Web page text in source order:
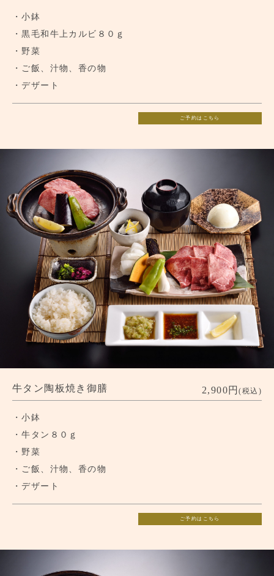
・小鉢
・黒毛和牛上カルビ８０ｇ
・野菜
・ご飯、汁物、香の物
・デザート
ご予約はこちら
牛タン陶板焼き御膳 2,900円(税込)
・小鉢
・牛タン８０ｇ
・野菜
・ご飯、汁物、香の物
・デザート
ご予約はこちら